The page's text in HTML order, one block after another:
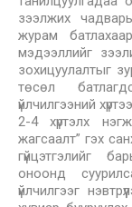
зээлжих
журам
мэдээллийг
зохицуулалтыг
төсөл
үйлчилгээний
2-4 хүртэлх
жагсаалт” гэх
гүйцэтгэлийг
оноонд
үйлчилгээг